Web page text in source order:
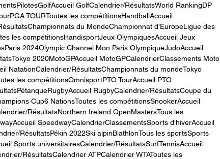
GolfCalendrier/RésultatsWorld RankingDP
TOURToutes les compétitionsHandballAccueil
du MondeChampionnat d'EuropeLigue des
les compétitionsHandisportJeux OlympiquesAccueil Jeux
2024Olympic Channel Mon Paris OlympiqueJudoAccueil
2020MotoGPAccueil MotoGPCalendrierClassements Moto
NatationCalendrier/RésultatsChampionnats du mondeTokyo
les compétitionsOmnisportPTO TourAccueil PTO
RugbyCalendrier/RésultatsCoupe du
Cup6 NationsToutes les compétitionsSnookerAccueil
RésultatsNorthern Ireland OpenMastersTous les
SpeedwayCalendrierClassementsSports d'hiverAccueil
RésultatsPékin 2022Ski alpinBiathlonTous les sportsSports
Sports universitairesCalendrier/RésultatsSurfTennisAccueil
RésultatsCalendrier ATPCalendrier WTAToutes les